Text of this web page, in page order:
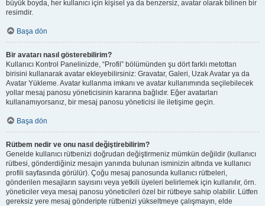
büyük boyda, her kullanıcı için kişisel ya da benzersiz, avatar olarak bilinen bir
resimdir.
Başa dön
Bir avatarı nasıl gösterebilirim?
Kullanıcı Kontrol Panelinizde, “Profil” bölümünden şu dört farklı metottan
birisini kullanarak avatar ekleyebilirsiniz: Gravatar, Galeri, Uzak Avatar ya da
Avatar Yükleme. Avatar kullanma imkanı ve avatar kullanımında seçilebilecek
yollar mesaj panosu yöneticisinin kararına bağlıdır. Eğer avatarları
kullanamıyorsanız, bir mesaj panosu yöneticisi ile iletişime geçin.
Başa dön
Rütbem nedir ve onu nasıl değiştirebilirim?
Genelde kullanıcı rütbenizi doğrudan değiştirmeniz mümkün değildir (kullanıcı
rütbesi, gönderdiğiniz mesajın yanında bulunan isminizin altında ve kullanıcı
profili sayfasında görülür). Çoğu mesaj panosunda kullanıcı rütbeleri,
gönderilen mesajların sayısını veya yetkili üyeleri belirlemek için kullanılır, örn.
yöneticiler veya mesaj panosu yöneticileri özel bir rütbeye sahip olabilir. Lütfen
gereksiz yere mesaj gönderipte rütbenizi yükseltmeye çalışmayın, elde